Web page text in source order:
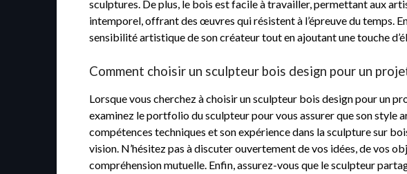
sculptures. De plus, le bois est facile à travailler, permettant aux
intemporel, offrant des œuvres qui résistent à l’épreuve du temps.
sensibilité artistique de son créateur tout en ajoutant une touche
Comment choisir un sculpteur bois design pour un
Lorsque vous cherchez à choisir un sculpteur bois design pour un
examinez le portfolio du sculpteur pour vous assurer que son style
compétences techniques et son expérience dans la sculpture sur
vision. N’hésitez pas à discuter ouvertement de vos idées, de vos
compréhension mutuelle. Enfin, assurez-vous que le sculpteur